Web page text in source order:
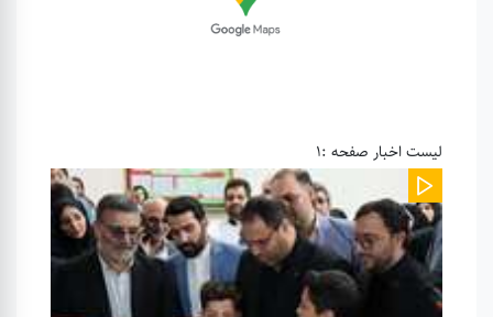
لیست اخبار صفحه :1